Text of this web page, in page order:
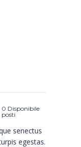
0 Disponibile
posti
senectus
egestas.